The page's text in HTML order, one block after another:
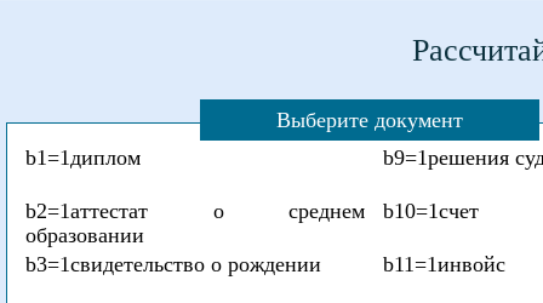
Выберите документ
b1=1 диплом
b2=1аттестат о среднем
образовании
b3=1свидетельство о рождении
b9=1решения
b10=1счет
b11=1инвойс